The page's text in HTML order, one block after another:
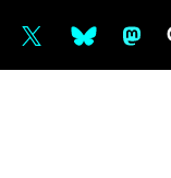
bsky ms